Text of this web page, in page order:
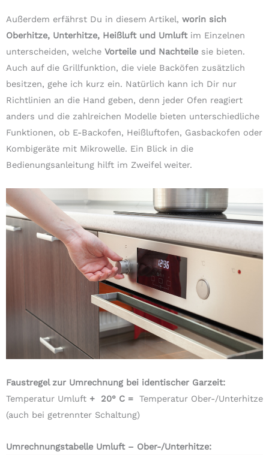
Außerdem erfährst Du in diesem Artikel, worin sich
Oberhitze, Unterhitze, Heißluft und Umluftim Einzelnen
unterscheiden, welche Vorteile und Nachteile sie bieten.
Auch auf die Grillfunktion, die viele Backöfen zusätzlich
besitzen, gehe ich kurz ein. Natürlich kann ich Dir nur
Richtlinien an die Hand geben, denn jeder Ofen reagiert
anders und die zahlreichen Modelle bieten unterschiedliche
Funktionen, ob E-Backofen, Heißluftofen, Gasbackofen oder
Kombigeräte mit Mikrowelle. Ein Blick in die
Bedienungsanleitung hilft im Zweifel weiter.
Faustregel zur Umrechnung bei identischer Garzeit:
Temperatur Umluft + 20° C = Temperatur Ober-/Unterhitze
(auch bei getrennter Schaltung)
Umrechnungstabelle Umluft – Ober-/Unterhitze: